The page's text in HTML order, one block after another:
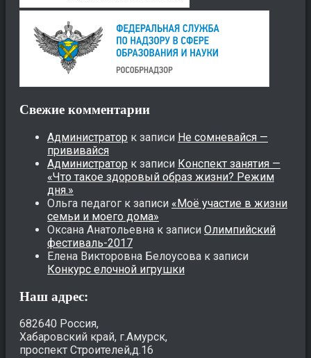
Свежие комментарии
Администратор к записи Не сомневайся —
прививайся
Администратор к записи Конспект занятия —
«Что такое здоровый образ жизни? Режим
дня.»
Ольга педагог к записи «Моё участие в жизни
семьи и моего дома»
Оксана Анатольевна к записи Олимпийский
фестиваль-2017
Елена Викторовна Белоусова к записи
Конкурс елочной игрушки
Наш адрес:
682640 Россия,
Хабаровский край, г.Амурск,
проспект Строителей,д.16